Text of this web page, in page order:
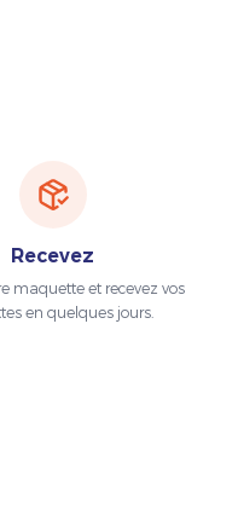
Recevez
maquette et recevez vos
en quelques jours.